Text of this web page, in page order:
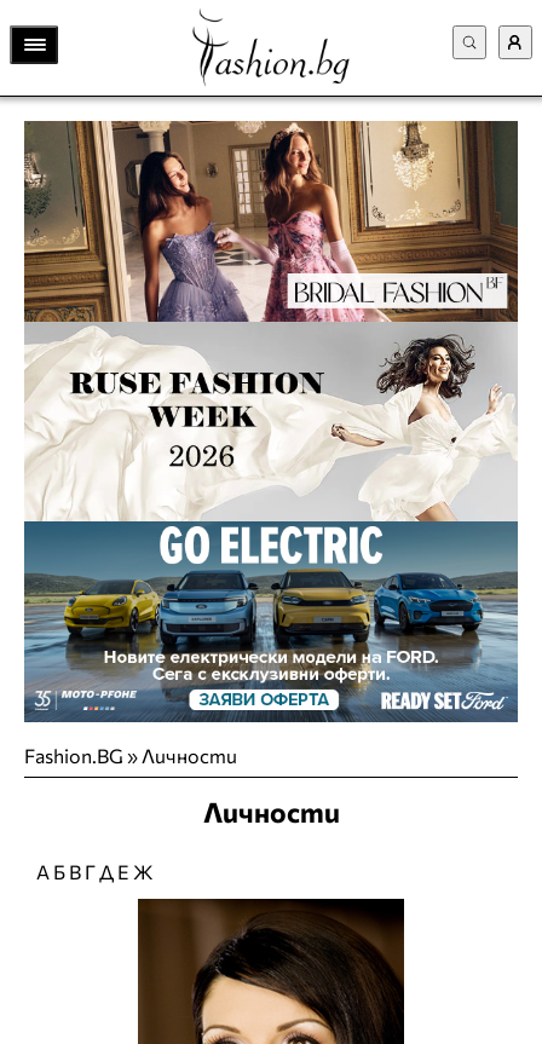
Fashion.BG » Личности
Личности
А Б В ГД Е Ж